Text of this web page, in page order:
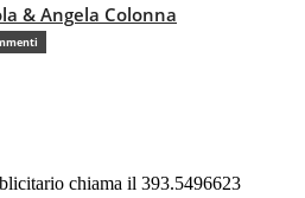
& Angela Colonna
chiama il 393.5496623